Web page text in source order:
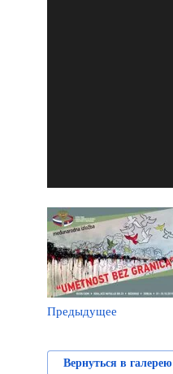
Предыдущее
Вернуться в галерею